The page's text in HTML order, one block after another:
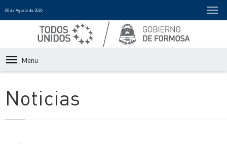
08 de Agosto de 2026
Menu
Noticias